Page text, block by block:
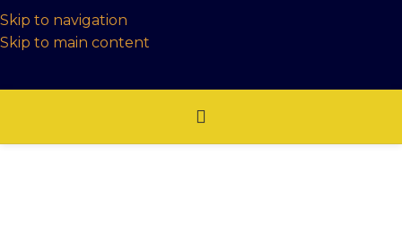
Skip to navigation
Skip to main content